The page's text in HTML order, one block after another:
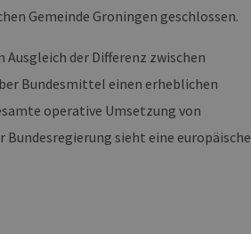
Gemeinde Groningen geschlossen.
der Differenz zwischen
Bundesmittel einen erheblichen
operative Umsetzung von
sieht eine europäische
um sicherzustellen,
sind. Es kann
helfen.
Dies ist eine
verwendet.